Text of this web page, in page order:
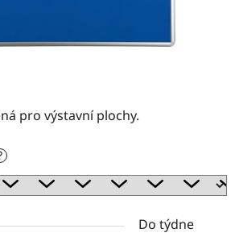
pro výstavní plochy.
Do týdne